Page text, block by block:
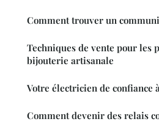
Comment trouver un
Techniques de vente pour les
bijouterie artisanale
Votre électricien de confiance
Comment devenir des relais